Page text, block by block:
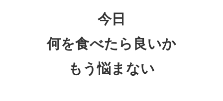
今日
何を食べたら良いか
もう悩まない